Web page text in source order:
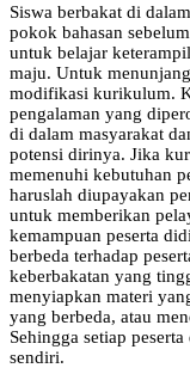
Siswa berbakat di
pokok bahasan
untuk belajar
maju. Untuk
modifikasi kurikulum.
pengalaman yang
di dalam masyarakat
potensi dirinya. Jika
memenuhi kebutuhan
haruslah diupayakan
untuk memberikan
kemampuan peserta
berbeda terhadap
keberbakatan yang
menyiapkan materi
yang berbeda, atau
Sehingga setiap
sendiri.